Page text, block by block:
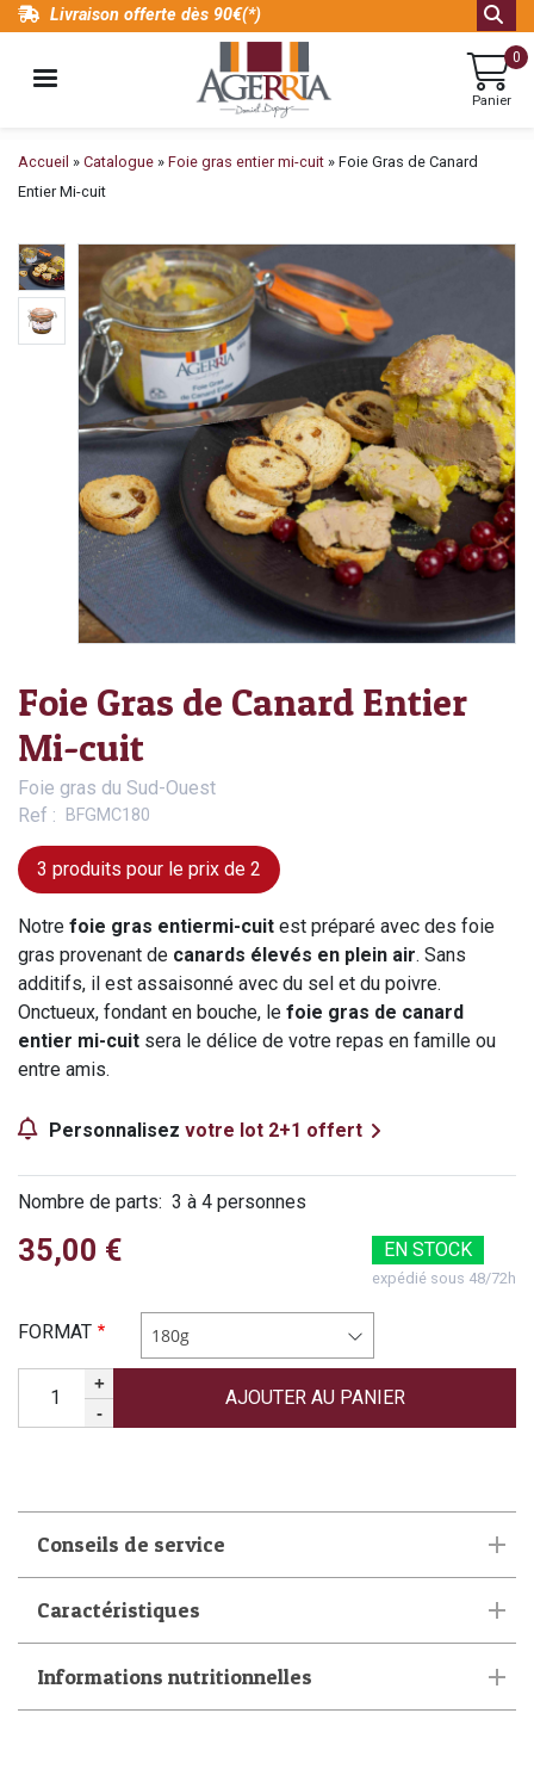
Aller
contenu
Livraison offerte dès 90€(*)
Panier
0
Fil
d'Ariane
Accueil Catalogue Foie gras entier mi-cuit
Foie Gras de Canard
Entier Mi-cuit
Foie Gras de Canard Entier
Mi-cuit
Foie gras du Sud-Ouest
Ref
BFGMC180
3 produits pour le prix de 2
Notre foie gras entiermi-cuit est préparé avec des foie
gras provenant de canards élevés en plein air. Sans
additifs, il est assaisonné avec du sel et du poivre.
Onctueux, fondant en bouche, le foie gras de canard
entier mi-cuit sera le délice de votre repas en famille ou
entre amis.
Personnalisez votre lot 2+1 offert
Nombre de parts 3 à 4 personnes
35,00 € EN STOCK
expédié sous 48/72h
FORMAT 180g
Quantité
-
+
Conseils de service
Caractéristiques
Informations nutritionnelles